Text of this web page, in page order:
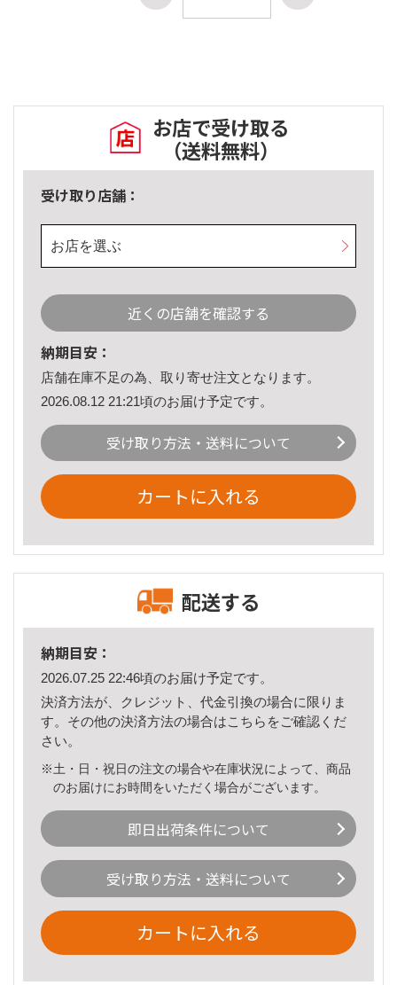
お店で受け取る
（送料無料）
受け取り店舗：
お店を選ぶ
近くの店舗を確認する
納期目安：
店舗在庫不足の為、取り寄せ注文となります。
2026.08.12 21:21頃のお届け予定です。
受け取り方法・送料について
カートに入れる
配送する
納期目安：
2026.07.25 22:46頃のお届け予定です。
決済方法が、クレジット、代金引換の場合に限りま
す。その他の決済方法の場合はこちら をご確認くだ
さい。
※土・日・祝日の注文の場合や在庫状況によって、商品
のお届けにお時間をいただく場合がございます。
即日出荷条件について
受け取り方法・送料について
カートに入れる